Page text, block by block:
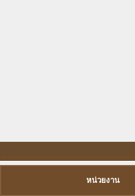
หน่วยงาน